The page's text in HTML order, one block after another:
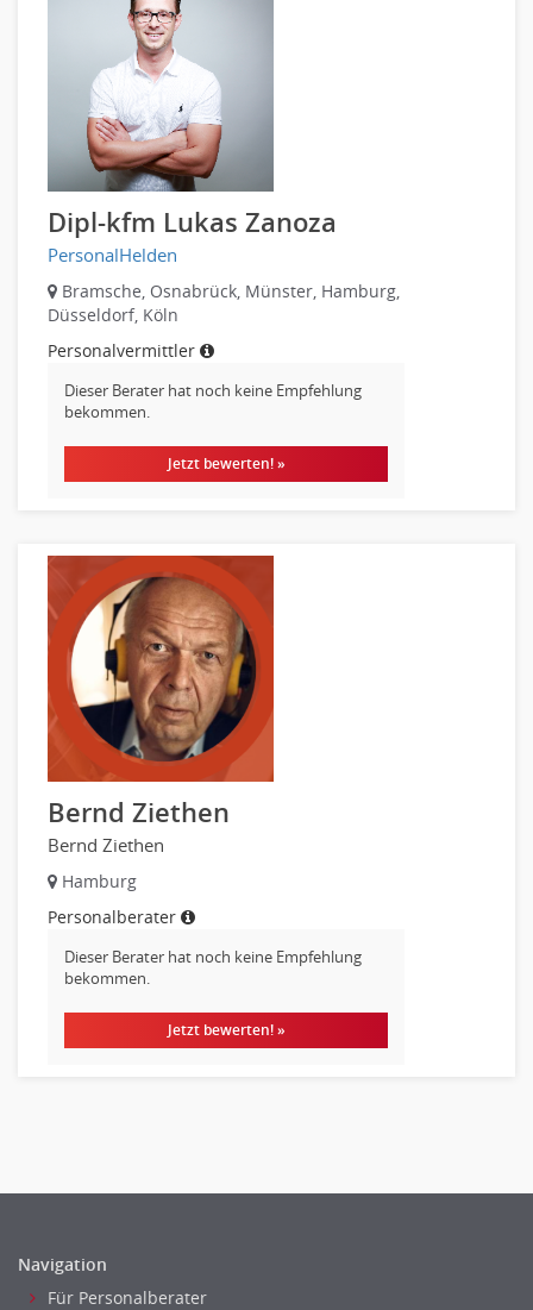
Banken, Finanzdienstleister und Versicherungen Finanzen
Firmenkundengeschäft
Investment-Banking
Kreditanalyse
Banken, Finanzdienstleister und Versicherungen Leitung,
Teamleitung
Mergers & Acquisitions
Privatkundengeschäft
Mathematik, Produkt, Statistik
Versicherung: Sachbearbeitung
Zahlungsverkehr
Ausbilder
Berufsschule
Erwachsenenbildung
Erzieher
Sozialarbeit
Universität, Fachhochschule
Unterricht: Grundschule
Unterricht: Sekundarstufe
Architektur
Fotografie, Video
Grafik- und Kommunikationsdesign
Medien-, Screen-, Webdesign
Theater, Schauspiel, Musik, Tanz
Beschaffungslogistik
Disposition
Anlagenbuchhaltung
Dipl-kfm Lukas Zanoza
PersonalHelden
Bramsche, Osnabrück, Münster, Hamburg,
Düsseldorf, Köln
Personalvermittler
Dieser Berater hat noch keine Empfehlung
bekommen.
Jetzt bewerten! »
Bernd Ziethen
Bernd Ziethen
Hamburg
Personalberater
Dieser Berater hat noch keine Empfehlung
bekommen.
Jetzt bewerten! »
Navigation
Für Personalberater